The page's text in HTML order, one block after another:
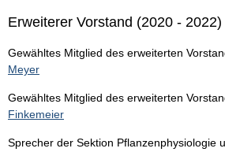
Erweiterer Vorstand (2020 - 2022)
Gewähltes Mitglied des erweiterten
Meyer
Gewähltes Mitglied des erweiterten
Finkemeier
Sprecher der Sektion Pflanzenphysiologie